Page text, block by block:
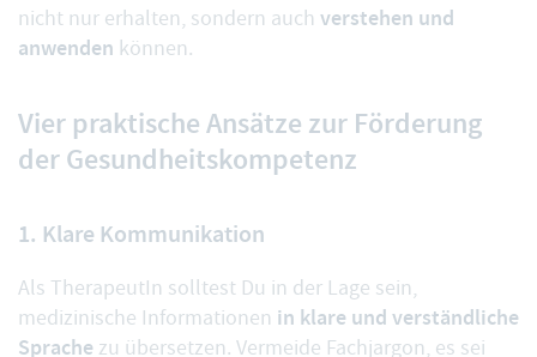
nicht nur erhalten, sondern auch verstehen und
anwenden können.
Vier praktische Ansätze zur Förderung
der Gesundheitskompetenz
1. Klare Kommunikation
Als TherapeutIn solltest Du in der Lage sein,
medizinische Informationen in klare und verständliche
Sprache zu übersetzen. Vermeide Fachjargon, es sei